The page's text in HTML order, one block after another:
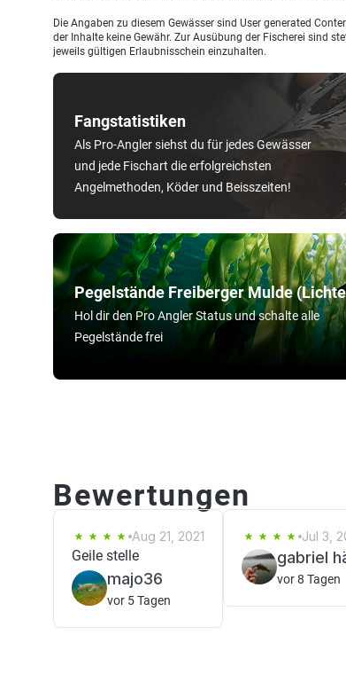
Pegelstände Freiberger Mulde
Hol dir den Pro Angler Status und schalte alle
Pegelstände frei
Fangstatistiken
Als Pro-Angler siehst du für jedes Gewässer
und jede Fischart die erfolgreichsten
Angelmethoden, Köder und Beisszeiten!
Die Angaben zu diesem Gewässer sind User generated
der Inhalte keine Gewähr. Zur Ausübung der Fischerei sind
jeweils gültigen Erlaubnisschein einzuhalten.
Bewertungen
Aug 21, 2021
Geile stelle
majo36
vor 5 Tagen
Jul 3,
gabriel
vor 8 Tagen